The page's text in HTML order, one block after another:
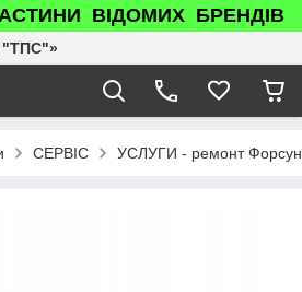
ВІДОМИХ БРЕНДІВ
СЕРВІС УСЛУГИ - ремонт